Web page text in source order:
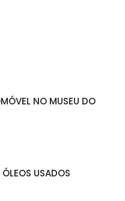
NO MUSEU DO
USADOS